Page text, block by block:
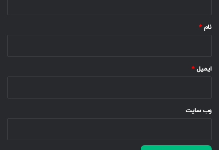
نام *
ایمیل *
وب‌ سایت